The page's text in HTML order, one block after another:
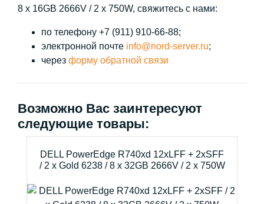
8 x 16GB 2666V / 2 x 750W, свяжитесь с нами:
по телефону +7 (911) 910-66-88;
электронной почте info@nord-server.ru;
через форму обратной связи
Возможно Вас заинтересуют
следующие товары:
DELL PowerEdge R740xd 12xLFF + 2xSFF
/ 2 x Gold 6238 / 8 x 32GB 2666V / 2 x 750W